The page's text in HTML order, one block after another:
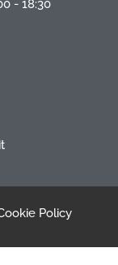
- 18:30
Policy